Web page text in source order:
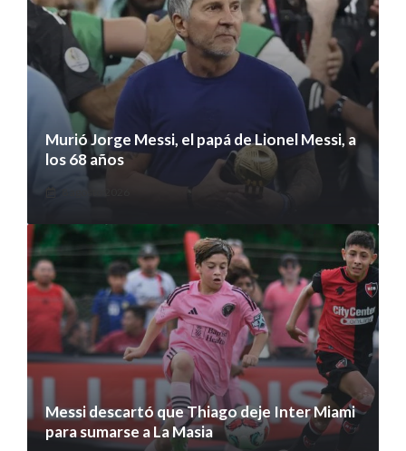
Murió Jorge Messi, el papá de Lionel Messi, a
los 68 años
Messi descartó que Thiago deje Inter Miami
para sumarse a La Masia